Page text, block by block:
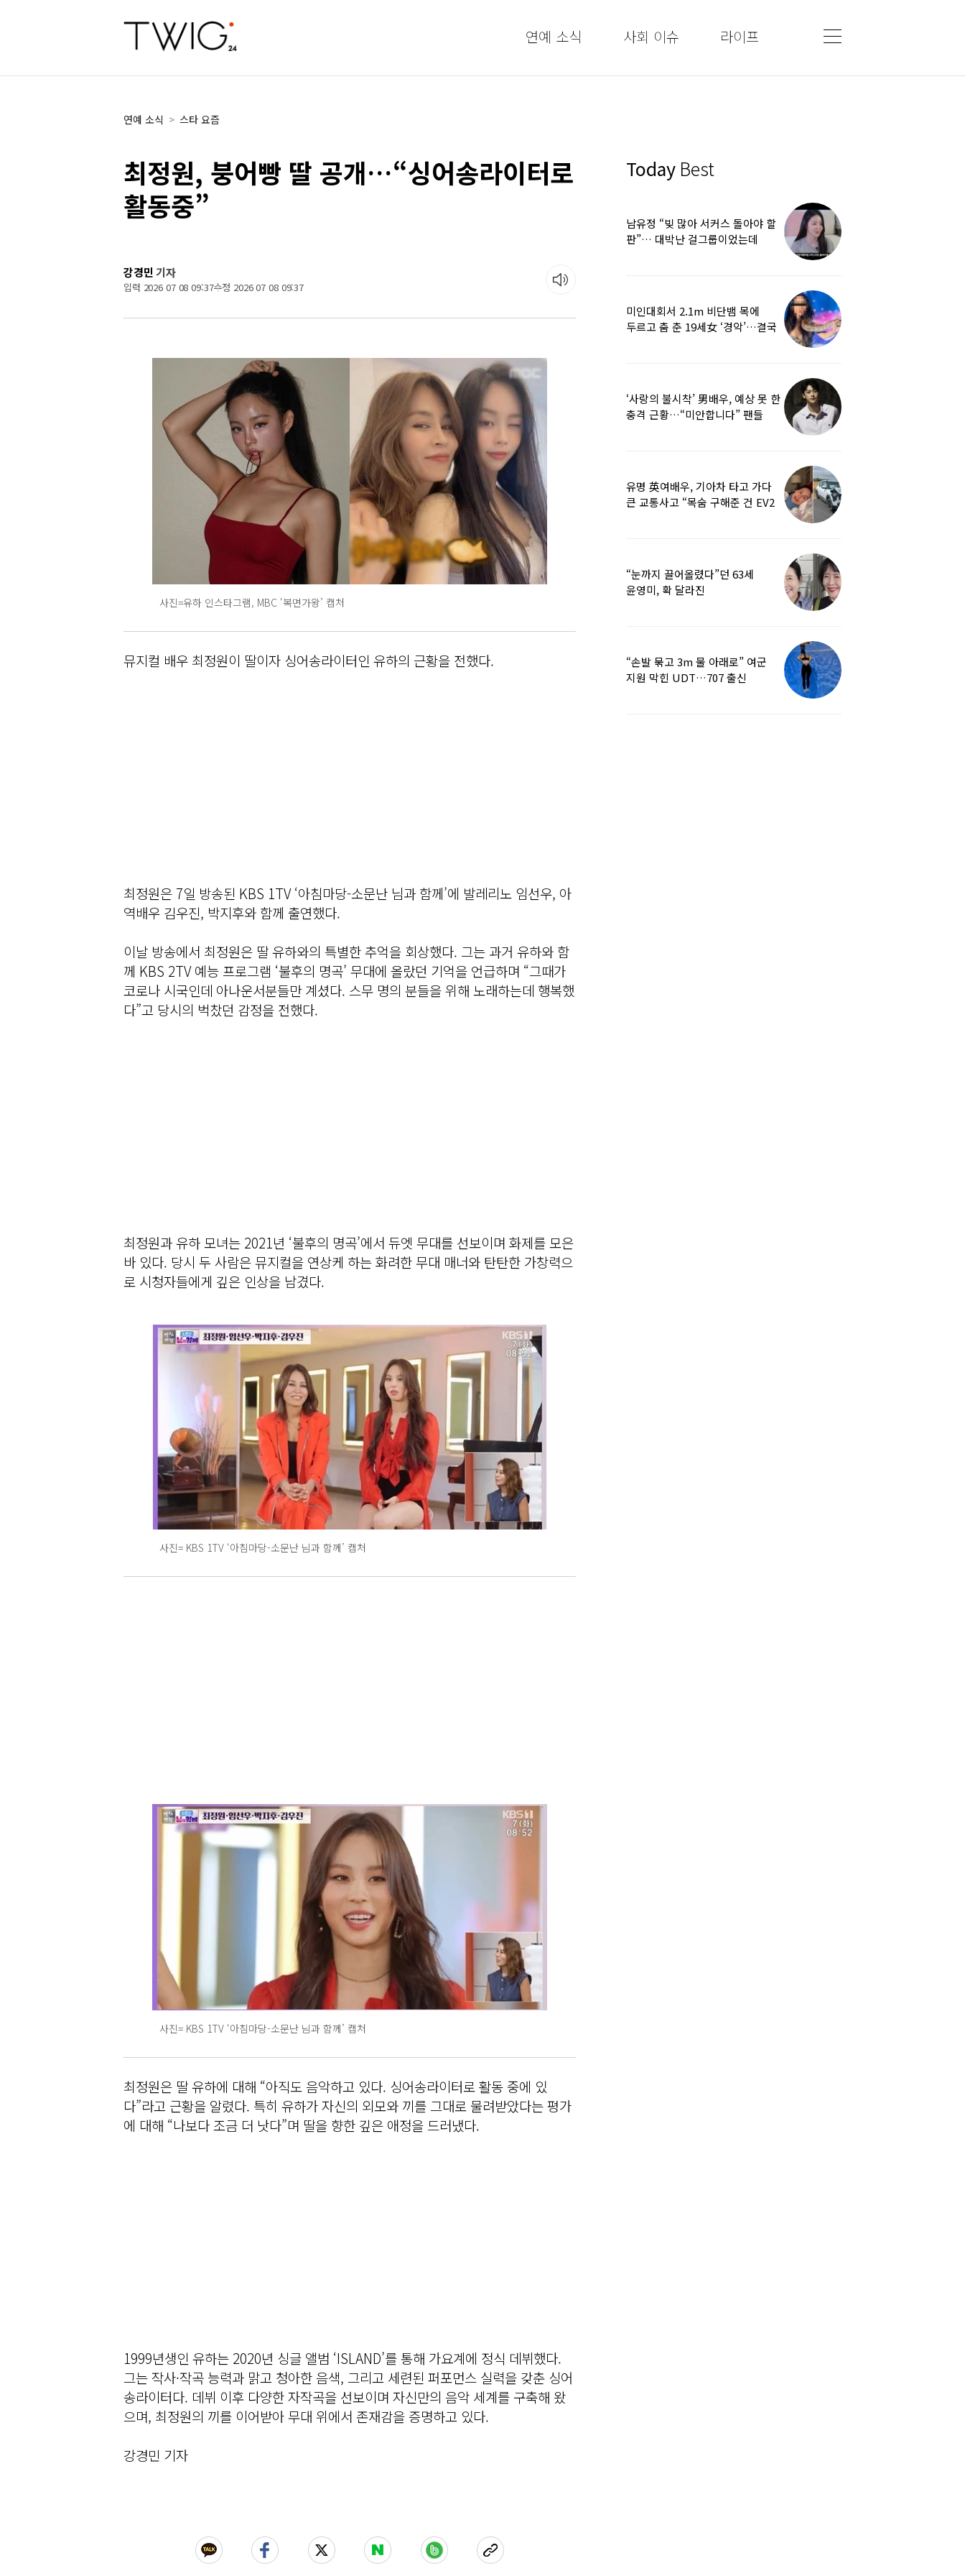
연예 소식 사회 이슈 라이프
연예 소식 > 스타 요즘
최정원, 붕어빵 딸 공개…“싱어송라이터로
활동중”
강경민 기자
입력 2026 07 08 09:37수정 2026 07 08 09:37
사진=유하 인스타그램, MBC ‘복면가왕’ 캡처
뮤지컬 배우 최정원이 딸이자 싱어송라이터인 유하의 근황을 전했다.
최정원은 7일 방송된 KBS 1TV ‘아침마당-소문난 님과 함께’에 발레리노 임선우, 아
역배우 김우진, 박지후와 함께 출연했다.
이날 방송에서 최정원은 딸 유하와의 특별한 추억을 회상했다. 그는 과거 유하와 함
께 KBS 2TV 예능 프로그램 ‘불후의 명곡’ 무대에 올랐던 기억을 언급하며 “그때가
코로나 시국인데 아나운서분들만 계셨다. 스무 명의 분들을 위해 노래하는데 행복했
다”고 당시의 벅찼던 감정을 전했다.
최정원과 유하 모녀는 2021년 ‘불후의 명곡’에서 듀엣 무대를 선보이며 화제를 모은
바 있다. 당시 두 사람은 뮤지컬을 연상케 하는 화려한 무대 매너와 탄탄한 가창력으
로 시청자들에게 깊은 인상을 남겼다.
사진= KBS 1TV ‘아침마당-소문난 님과 함께’ 캡처
사진= KBS 1TV ‘아침마당-소문난 님과 함께’ 캡처
최정원은 딸 유하에 대해 “아직도 음악하고 있다. 싱어송라이터로 활동 중에 있
다”라고 근황을 알렸다. 특히 유하가 자신의 외모와 끼를 그대로 물려받았다는 평가
에 대해 “나보다 조금 더 낫다”며 딸을 향한 깊은 애정을 드러냈다.
1999년생인 유하는 2020년 싱글 앨범 ‘ISLAND’를 통해 가요계에 정식 데뷔했다.
그는 작사·작곡 능력과 맑고 청아한 음색, 그리고 세련된 퍼포먼스 실력을 갖춘 싱어
송라이터다. 데뷔 이후 다양한 자작곡을 선보이며 자신만의 음악 세계를 구축해 왔
으며, 최정원의 끼를 이어받아 무대 위에서 존재감을 증명하고 있다.
강경민 기자
Today Best
남유정 “빚 많아 서커스 돌아야 할
판”… 대박난 걸그룹이었는데
미인대회서 2.1m 비단뱀 목에
두르고 춤 춘 19세女 ‘경악’…결국
‘사랑의 불시착’ 男배우, 예상 못 한
충격 근황…“미안합니다” 팬들
유명 英여배우, 기아차 타고 가다
큰 교통사고 “목숨 구해준 건 EV2
“눈까지 끌어올렸다”던 63세
윤영미, 확 달라진
“손발 묶고 3m 물 아래로” 여군
지원 막힌 UDT…707 출신